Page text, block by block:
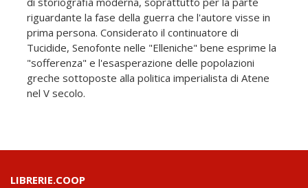
riguardante la fase della guerra che l'autore visse in
prima persona. Considerato il continuatore di
Tucidide, Senofonte nelle "Elleniche" bene esprime la
"sofferenza" e l'esasperazione delle popolazioni
greche sottoposte alla politica imperialista di Atene
nel V secolo.
LIBRERIE.COOP